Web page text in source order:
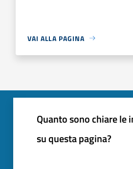
VAI ALLA PAGINA
Quanto sono chiare le
su questa pagina?